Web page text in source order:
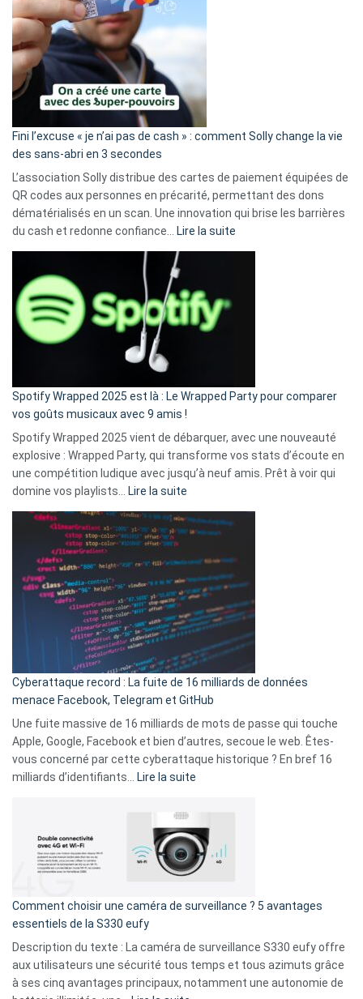
Fini l’excuse « je n’ai pas de cash » : comment Solly change la vie
des sans-abri en 3 secondes
L’association Solly distribue des cartes de paiement équipées de
QR codes aux personnes en précarité, permettant des dons
dématérialisés en un scan. Une innovation qui brise les barrières
du cash et redonne confiance… Lire la suite
»
Solly
change
la
des
3
secondes
Spotify Wrapped 2025 est là : Le Wrapped Party pour comparer
vos goûts musicaux avec 9 amis !
Spotify Wrapped 2025 vient de débarquer, avec une nouveauté
explosive : Wrapped Party, qui transforme vos stats d’écoute en
une compétition ludique avec jusqu’à neuf amis. Prêt à voir qui
domine vos playlists… Lire la suite
Wrapped
est
là
:
Le
Wrapped
Party
pour
comparer
vos
goûts
musicaux
avec
9
!
Cyberattaque record : La fuite de 16 milliards de données
menace Facebook, Telegram et GitHub
Une fuite massive de 16 milliards de mots de passe qui touche
Apple, Google, Facebook et bien d’autres, secoue le web. Êtes-
vous concerné par cette cyberattaque historique ? En bref 16
milliards d’identifiants… Lire la suite
record
:
La
fuite
16
données
menace
Facebook,
Comment choisir une caméra de surveillance ? 5 avantages
essentiels de la S330 eufy
Description du texte : La caméra de surveillance S330 eufy offre
aux utilisateurs une sécurité tous temps et tous azimuts grâce
à ses cinq avantages principaux, notamment une autonomie de